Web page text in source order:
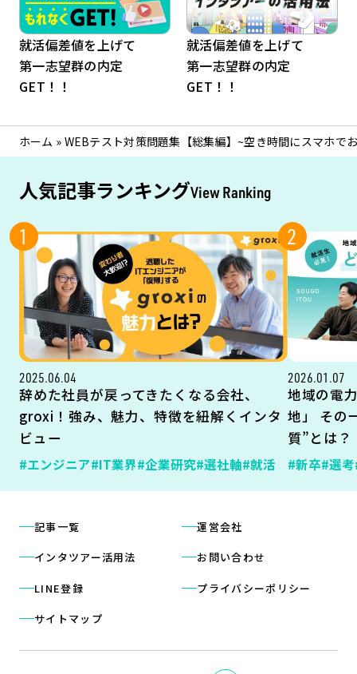
就活偏差値を上げて
第一志望群の内定
GET！！
就活偏差値を上げて
第一志望群の内定
GET！！
ホーム » WEBテスト対策問題集【総集編】~空き時間にスマホで
人気記事ランキングView Ranking
1
2025.06.04
辞めた社員が戻ってきたくなる会社、
groxi！強み、魅力、特徴を紐解くインタ
ビュー
#エンジニア#IT業界#企業研究#選社軸#就活
2
2026.01.07
地域の電
地」 その
質”とは？
#新卒#選考
記事一覧
インタツアー活用法
LINE登録
サイトマップ
運営会社
お問い合わせ
プライバシーポリシー